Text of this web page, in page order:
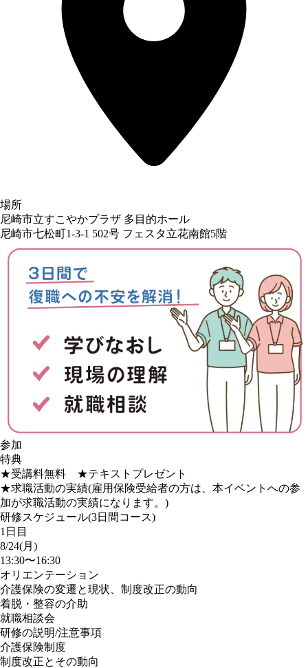
場所
尼崎市立すこやかプラザ 多目的ホール
尼崎市七松町1-3-1 502号 フェスタ立花南館5階
参加
特典
★受講料無料 ★テキストプレゼント
★求職活動の実績(雇用保険受給者の方は、本イベントへの参
加が求職活動の実績になります。)
研修スケジュール(3日間コース)
1日目
8/24(月)
13:30〜16:30
オリエンテーション
介護保険の変遷と現状、制度改正の動向
着脱・整容の介助
就職相談会
研修の説明/注意事項
介護保険制度
制度改正とその動向